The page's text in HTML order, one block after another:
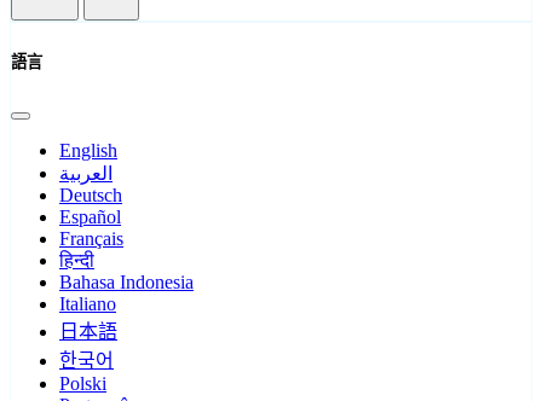
語言
English
العربية
Deutsch
Español
Français
हिन्दी
Bahasa Indonesia
Italiano
日本語
한국어
Polski